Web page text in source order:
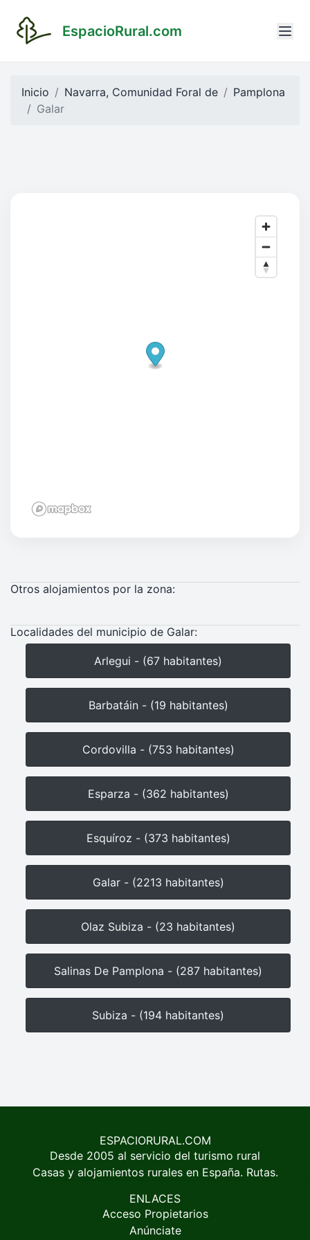
EspacioRural.com
Inicio Navarra, Comunidad Foral de
Pamplona
Galar
Otros alojamientos por la zona:
Localidades del municipio de Galar:
Arlegui - (67 habitantes)
Barbatáin - (19 habitantes)
Cordovilla - (753 habitantes)
Esparza - (362 habitantes)
Esquíroz - (373 habitantes)
Galar - (2213 habitantes)
Olaz Subiza - (23 habitantes)
Salinas De Pamplona - (287 habitantes)
Subiza - (194 habitantes)
ESPACIORURAL.COM
Desde 2005 al servicio del turismo rural
Casas y alojamientos rurales en España. Rutas.
ENLACES
Acceso Propietarios
Anúnciate